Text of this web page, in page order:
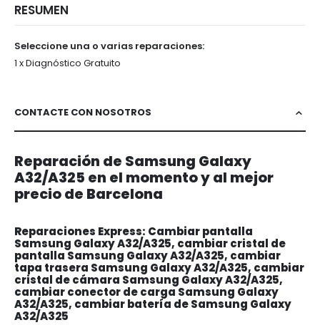
RESUMEN
Seleccione una o varias reparaciones:
1 x Diagnóstico Gratuito
CONTACTE CON NOSOTROS
Reparación de Samsung Galaxy
A32/A325 en el momento y al mejor
precio de Barcelona
Reparaciones Express: Cambiar pantalla
Samsung Galaxy A32/A325, cambiar cristal de
pantalla Samsung Galaxy A32/A325, cambiar
tapa trasera Samsung Galaxy A32/A325, cambiar
cristal de cámara Samsung Galaxy A32/A325,
cambiar conector de carga Samsung Galaxy
A32/A325, cambiar batería de Samsung Galaxy
A32/A325